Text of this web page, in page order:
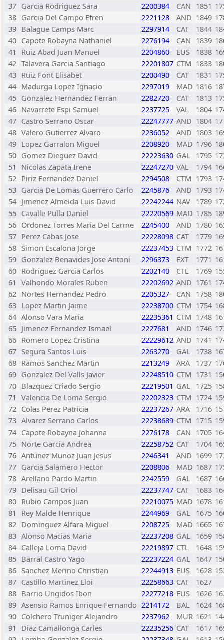
37 Garcia Rodriguez Sara 2200384 CAN 1851
38 Garcia Del Campo Efren 2221128 AND 1849
39 Balague Camps Marc 2297914 CAT 1844
40 Capote Robayna Nathaniel 2276194 CAN 1839
41
Ruiz Abad Juan Manuel 2204860 EUS 1838
42 Talavera Garcia Santiago 22201807 CTM 1833
43 Ruiz Font Elisabet 2200490 CAT 1831
44 Madurga Lopez Ignacio 2297019 MAD 1816
45 Gonzalez Hernandez Ferran 2282720 CAT 1813
46 Navarrete Espi Samuel 2237725 VAL 1804
47 Castro Serrano Oscar 22247777 AND 1804
48 Valero Gutierrez Alvaro 2236052 AND 1803
49 Lopez Garralon Miguel 2208920 MAD 1796
50 Gomez Dieguez David 22223630 GAL 1795
51
Nicolas Zapata Irene 22247270 VAL 1794
52 Piriz Fernandez Daniel 2294508 CTM 1793
53 Garcia De Lomas Guerrero Carlo 2245876 AND 1793
54 Jimenez Almeida Luis David 22242244 NAV 1789
55 Cavalle Pulla Daniel 22220569 MAD 1785
56 Ordonez Torres Maria Del Carme 2245400 AND 1780
57 Perez Cabas Jose 22228098 CAT 1779
58 Simon Escalona Jorge 22237453 CTM 1772
59 Gonzalez Benavides Jose Antoni 2296373 EXT 1771
60 Rodriguez Garcia Carlos 2202140 CTL 1769
61 Valhondo Morales Ruben 22202692 AND 1761
62 Nortes Hernandez Pedro 2205327 CAN 1758
63 Lopez Martin Jaime 22238700 CTM 1754
64 Alonso Vara Maria 22235361 CTM 1748
65 Jimenez Fernandez Ismael 2227681 AND 1746
66 Romero Lopez Cristina 22229612 AND 1741
67 Segura Santos Luis 2263270 GAL 1738
68 Ramos Sanchez Martin 2213249 ARA 1737
69 Gonzalez Del Valls Javier 22248510 CTM 1731
70 Blazquez Criado Sergio 22219501 GAL 1725
71 Valencia De Loma Sergio 22202323 CTM 1724
72 Colas Perez Patricia 22237267 ARA 1716
73 Alvarez Serrano Carlos 22238689 CTM 1715
74 Capote Robayna Johanna 2276178 CAN 1705
75 Norte Garcia Andrea 22258752 CAT 1704
76 Antunez Munoz Juan Jesus 2246341 AND 1699
77 Garcia Salamero Hector 2208806 MAD 1687
78 Arellano Pardo Martin 2242559 GAL 1687
79 Delisau Gil Oriol 22237747 CAT 1683
80 Rubio Campos Juan 22210075 MAD 1678
81
Rey Malde Henrique 2244969 GAL 1675
82 Dominguez Alfara Miguel 2208725 MAD 1665
83 Alonso Macias Maria 22237208 GAL 1659
84 Calleja Loma David 22219897 CTL 1648
85 Barral Castro Yago 22237224 GAL 1647
86 Sanchez Merino Christian 22244913 EUS 1628
87 Castillo Martinez Eloi 22258663 CAT
1627
88 Barrio Ungidos Ibon 22277218 EUS 1626
89 Asensio Ramos Enrique Fernando 2214172 BAL 1624
90 Colchero Truniger Alejandro 2237962 MUR 1621
91
Diaz Camallonga Carles 22235256 CAT 1617